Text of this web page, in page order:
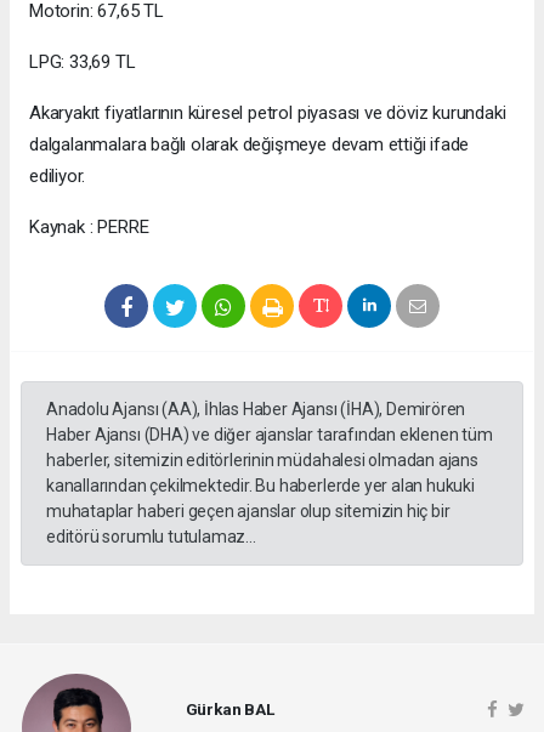
Motorin: 67,65 TL
LPG: 33,69 TL
Akaryakıt fiyatlarının küresel petrol piyasası ve döviz kurundaki
dalgalanmalara bağlı olarak değişmeye devam ettiği ifade
ediliyor.
Kaynak : PERRE
Anadolu Ajansı (AA), İhlas Haber Ajansı (İHA), Demirören
Haber Ajansı (DHA) ve diğer ajanslar tarafından eklenen tüm
haberler, sitemizin editörlerinin müdahalesi olmadan ajans
kanallarından çekilmektedir. Bu haberlerde yer alan hukuki
muhataplar haberi geçen ajanslar olup sitemizin hiç bir
editörü sorumlu tutulamaz...
Gürkan BAL